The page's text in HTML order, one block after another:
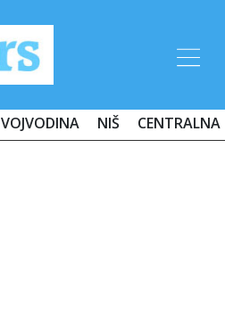
VOJVODINA NIŠ CENTRALNA